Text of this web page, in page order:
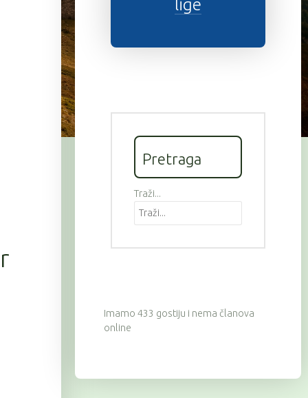
lige
Pretraga
Traži...
Imamo 433 gostiju i nema članova
online